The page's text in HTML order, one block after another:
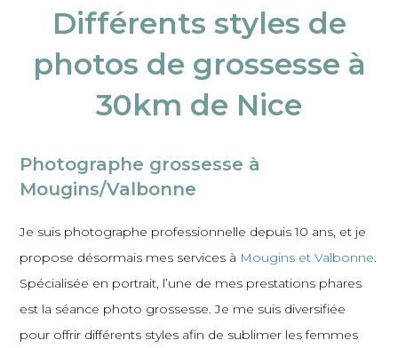
Différents styles de
photos de grossesse à
30km de Nice
Photographe grossesse à
Mougins/Valbonne
Je suis photographe professionnelle depuis 10 ans, et je
propose désormais mes services à Mougins et Valbonne.
Spécialisée en portrait, l’une de mes prestations phares
est la séance photo grossesse. Je me suis diversifiée
pour offrir différents styles afin de sublimer les femmes